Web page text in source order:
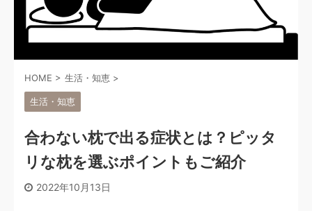
HOME > 生活・知恵 >
生活・知恵
合わない枕で出る症状とは？ピッタ
リな枕を選ぶポイントもご紹介
2022年10月13日